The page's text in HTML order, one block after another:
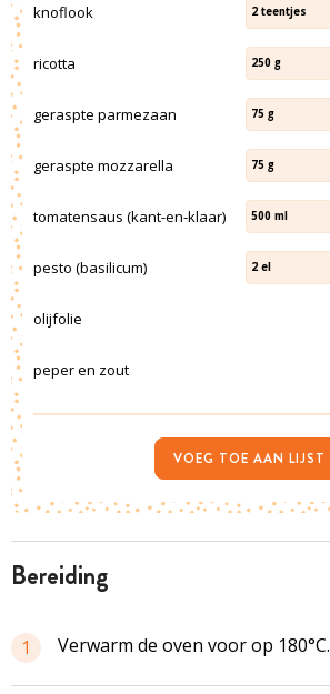
bereiding
1 Verwarm de oven voor op 180°C.
knoflook 2 teentjes
ricotta 250 g
geraspte parmezaan 75 g
geraspte mozzarella 75 g
tomatensaus (kant-en-klaar) 500 ml
pesto (basilicum) 2 el
olijfolie
peper en zout
VOEG TOE AAN LIJST